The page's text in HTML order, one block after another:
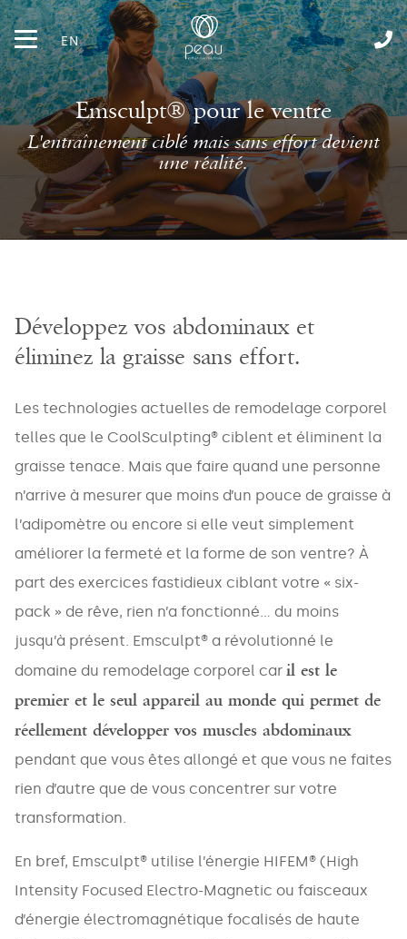
EN
Emsculpt® pour le ventre
L'entraînement ciblé mais sans effort devient
une réalité.
Développez vos abdominaux et
éliminez la graisse sans effort.
Les technologies actuelles de remodelage corporel
telles que le CoolSculpting® ciblent et éliminent la
graisse tenace. Mais que faire quand une personne
n’arrive à mesurer que moins d’un pouce de graisse à
l’adipomètre ou encore si elle veut simplement
améliorer la fermeté et la forme de son ventre? À
part des exercices fastidieux ciblant votre « six-
pack » de rêve, rien n’a fonctionné… du moins
jusqu’à présent. Emsculpt® a révolutionné le
domaine du remodelage corporel car il est le
premier et le seul appareil au monde qui permet de
réellement développer vos muscles abdominaux
pendant que vous êtes allongé et que vous ne faites
rien d’autre que de vous concentrer sur votre
transformation.
En bref, Emsculpt® utilise l’énergie HIFEM® (High
Intensity Focused Electro-Magnetic ou faisceaux
d’énergie électromagnétique focalisés de haute